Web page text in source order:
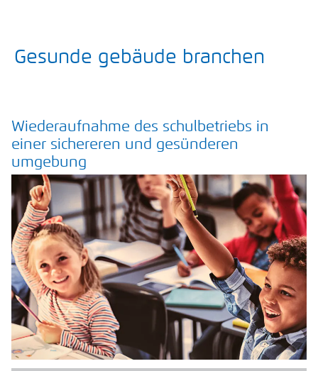
Gesunde gebäude branchen
Wiederaufnahme des schulbetriebs in
einer sichereren und gesünderen
umgebung